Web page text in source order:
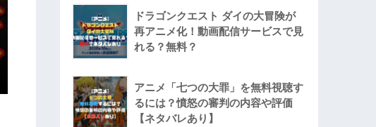
ドラゴンクエスト ダイの大冒険が
再アニメ化！動画配信サービスで見
れる？無料？
アニメ「七つの大罪」を無料視聴す
るには？憤怒の審判の内容や評価
【ネタバレあり】